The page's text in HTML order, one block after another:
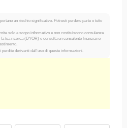
un rischio significativo. Potresti perdere parte o tutto
solo a scopo informativo e non costituiscono consulenza
tua ricerca (DYOR) e consulta un consulente finanziario
derivanti dall'uso di queste informazioni.